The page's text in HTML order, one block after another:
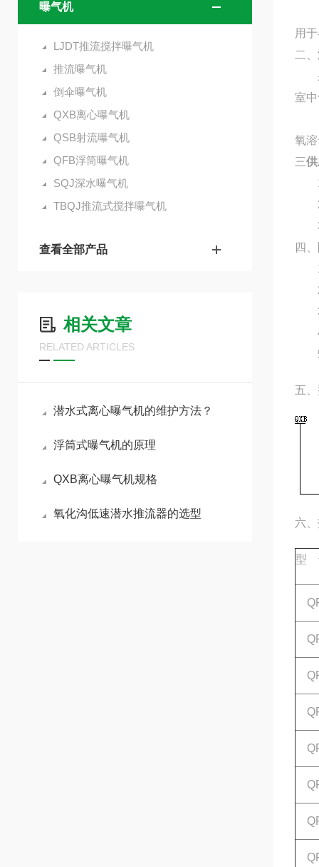
曝气机
LJDT推流搅拌曝气机
推流曝气机
倒伞曝气机
QXB离心曝气机
QSB射流曝气机
QFB浮筒曝气机
SQJ深水曝气机
TBQJ推流式搅拌曝气机
查看全部产品
相关文章
RELATED ARTICLES
潜水式离心曝气机的维护方法？
浮筒式曝气机的原理
QXB离心曝气机规格
氧化沟低速潜水推流器的选型
用
二
采
室
氧
三
1
2
3
四、
1
2
3
4
5
五
六
型